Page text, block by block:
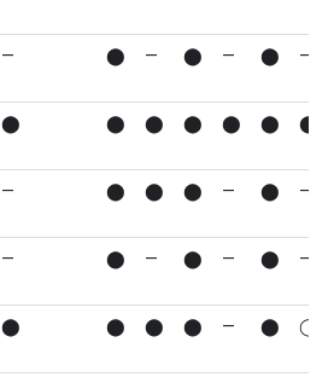
— ⬤ — ⬤ — ⬤ —
⬤ ⬤ ⬤ ⬤ ⬤ ⬤ ⬤
— ⬤ ⬤ ⬤ — ⬤ —
— ⬤ — ⬤ — ⬤ —
⬤ ⬤ ⬤ ⬤ — ⬤ ◯